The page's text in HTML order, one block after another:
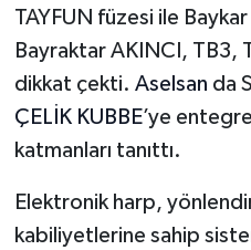
TAYFUN füzesi ile
Bayraktar AKINCI, TB3,
dikkat çekti. Aselsan da
ÇELİK KUBBE’ye
katmanları tanıttı.
Elektronik harp,
kabiliyetlerine sahip